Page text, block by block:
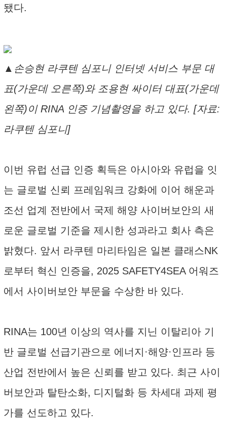
됐다.
▲손승현 라쿠텐 심포니 인터넷 서비스 부문 대
표(가운데 오른쪽)와 조용현 싸이터 대표(가운데
왼쪽)이 RINA 인증 기념촬영을 하고 있다. [자료:
라쿠텐 심포니]
이번 유럽 선급 인증 획득은 아시아와 유럽을 잇
는 글로벌 신뢰 프레임워크 강화에 이어 해운과
조선 업계 전반에서 국제 해양 사이버보안의 새
로운 글로벌 기준을 제시한 성과라고 회사 측은
밝혔다. 앞서 라쿠텐 마리타임은 일본 클래스NK
로부터 혁신 인증을, 2025 SAFETY4SEA 어워즈
에서 사이버보안 부문을 수상한 바 있다.
RINA는 100년 이상의 역사를 지닌 이탈리아 기
반 글로벌 선급기관으로 에너지·해양·인프라 등
산업 전반에서 높은 신뢰를 받고 있다. 최근 사이
버보안과 탈탄소화, 디지털화 등 차세대 과제 평
가를 선도하고 있다.